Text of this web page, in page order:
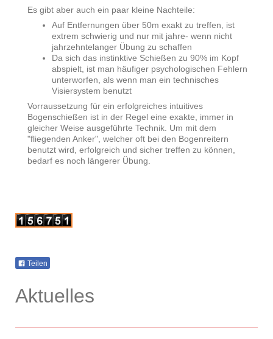
Es gibt aber auch ein paar kleine Nachteile:
Auf Entfernungen über 50m exakt zu treffen, ist
extrem schwierig und nur mit jahre- wenn nicht
jahrzehntelanger Übung zu schaffen
Da sich das instinktive Schießen zu 90% im Kopf
abspielt, ist man häufiger psychologischen Fehlern
unterworfen, als wenn man ein technisches
Visiersystem benutzt
Vorraussetzung für ein erfolgreiches intuitives
Bogenschießen ist in der Regel eine exakte, immer in
gleicher Weise ausgeführte Technik. Um mit dem
"fliegenden Anker", welcher oft bei den Bogenreitern
benutzt wird, erfolgreich und sicher treffen zu können,
bedarf es noch längerer Übung.
Teilen
Aktuelles